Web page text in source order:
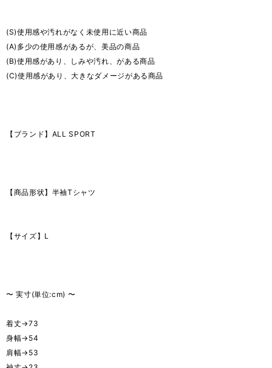
(S)使用感や汚れがなく未使用に近い商品
(A)多少の使用感があるが、美品の商品
(B)使用感があり、しみや汚れ、がある商品
(C)使用感があり、大きなダメージがある商品
【ブランド】ALL SPORT
【商品形状】半袖Tシャツ
【サイズ】L
〜 実寸(単位:cm) 〜
着丈→73
身幅→54
肩幅→53